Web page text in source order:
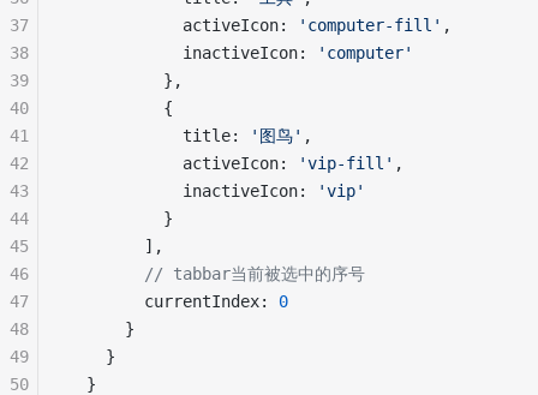
            activeIcon:
'computer-fill' ,
            inactiveIcon:
'computer'
          },
          {
            title:
'图鸟' ,
            activeIcon:
'vip-fill' ,
            inactiveIcon:
'vip'
          }
        ],
        // tabbar当前被选中的序号
        currentIndex:
0
      }
    }
  }
37
38
39
40
41
42
43
44
45
46
47
48
49
50